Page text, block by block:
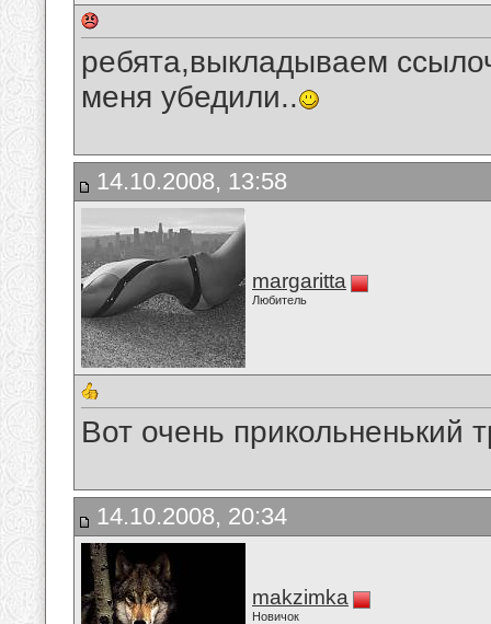
ребята,выкладываем
меня убедили..
14.10.2008, 13:58
margaritta
Любитель
Вот очень прикольненький
14.10.2008, 20:34
makzimka
Новичок